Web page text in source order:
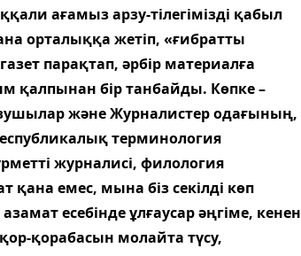
ағамыз арзу-тілегімізді қабыл
орталыққа жетіп, «ғибратты
парақтап, әрбір материалға
қалпынан бір танбайды. Көпке –
және Журналистер одағының,
терминология
журналисі, филология
емес, мына біз секілді көп
есебінде ұлғаусар әңгіме, кенен
қор-қорабасын молайта түсу,